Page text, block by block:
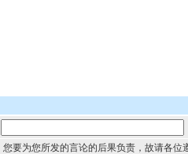
您要为您所发的言论的后果负责，故请各位